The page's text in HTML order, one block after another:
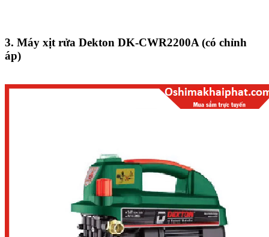
3. Máy xịt rửa Dekton DK-CWR2200A (có chỉnh
áp)